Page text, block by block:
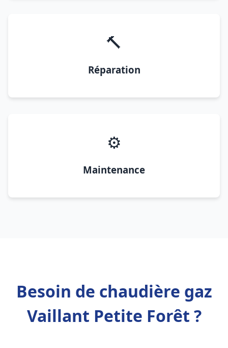
🔨
Réparation
⚙️
Maintenance
Besoin de chaudière gaz
Vaillant Petite Forêt ?